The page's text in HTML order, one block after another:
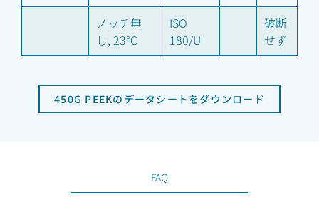
ノッチ無
し, 23°C
ISO
180/U
破断
せず
450G PEEKのデータシートをダウンロード
FAQ